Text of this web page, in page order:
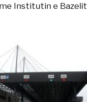
Institutin e Bazelit